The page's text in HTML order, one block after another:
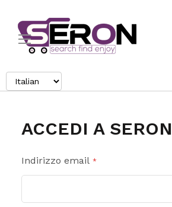
ACCEDI A SERON
Indirizzo email